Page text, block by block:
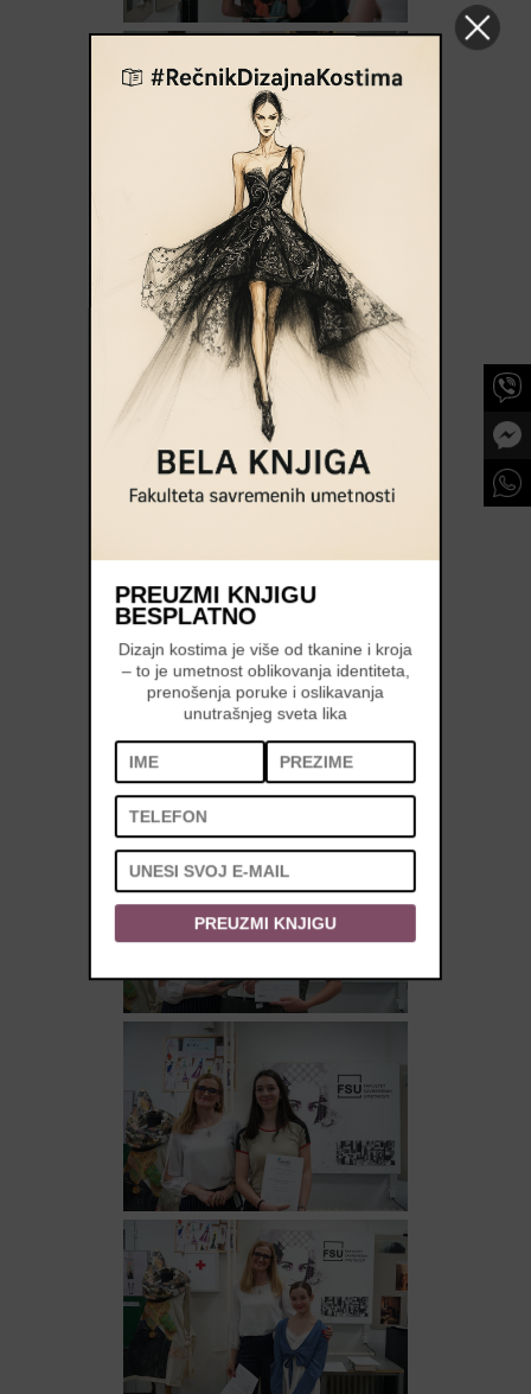
PREUZMI KNJIGU
BESPLATNO
Dizajn kostima je više od tkanine i kroja
– to je umetnost oblikovanja identiteta,
prenošenja poruke i oslikavanja
unutrašnjeg sveta lika
PREUZMI KNJIGU